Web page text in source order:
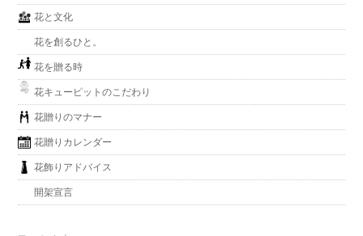
花と文化
花を創るひと。
花を贈る時
花キューピットのこだわり
花贈りのマナー
花贈りカレンダー
花飾りアドバイス
開架宣言